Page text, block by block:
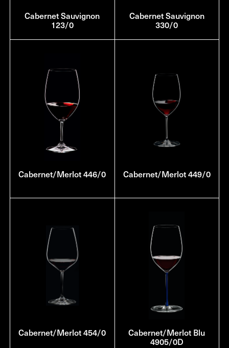
Cabernet Sauvignon
123/0
Cabernet Sauvignon
330/0
Cabernet/Merlot 446/0 Cabernet/Merlot 449/0
Cabernet/Merlot 454/0 Cabernet/Merlot Blu
4905/0D